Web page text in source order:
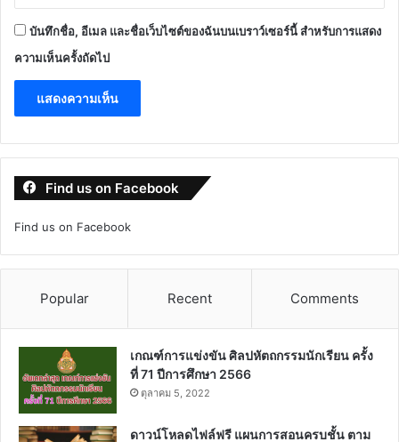
บันทึกชื่อ, อีเมล และชื่อเว็บไซต์ของฉันบนเบราว์เซอร์นี้ สำหรับการแสดง
ความเห็นครั้งถัดไป
Find us on Facebook
Find us on Facebook
Popular Recent Comments
เกณฑ์การแข่งขัน ศิลปหัตถกรรมนักเรียน ครั้ง
ที่ 71 ปีการศึกษา 2566
ตุลาคม 5, 2022
ดาวน์โหลดไฟล์ฟรี แผนการสอนครบชั้น ตาม